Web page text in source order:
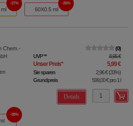
ml
27%
60X0.5 ml
26%
Chem.-
0
UVP** 8,95 €
Unser Preis* 5,99 €
Sie sparen 2,96 €(33%)
Grundpreis
599,00 €pro 1 l
Details
38%